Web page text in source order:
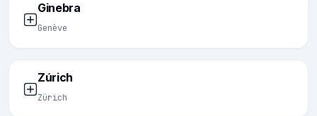
Ginebra
Genève
Zúrich
Zürich